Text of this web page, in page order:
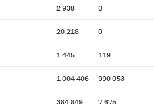
2 938 0
20 218 0
1 445 119
1 004 406 990 053
384 849 7 675